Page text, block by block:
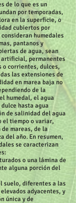
de lo que es un
por temporadas,
en la superficie, o
cubiertos por
humedales
pantanos y
de agua, sean
permanentes
o corrientes, dulces,
las extensiones de
en marea baja no
de la
humedal, el agua
hasta agua
de salinidad del agua
el tiempo o variar,
mareas, de la
del año. En resumen,
se caracterizan
o una lámina de
alguna porción del
suelo, diferentes a las
adyacentes, y
única y de